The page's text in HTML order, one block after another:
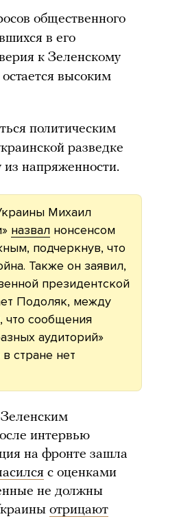
общественного
в его
к Зеленскому
высоким
политическим
разведке
напряженности.
Михаил
назвал нонсенсом
подчеркнув, что
Также он заявил,
президентской
Подоляк, между
что сообщения
аудиторий»
стране нет
интервью
на фронте зашла
с оценками
не должны
отрицают